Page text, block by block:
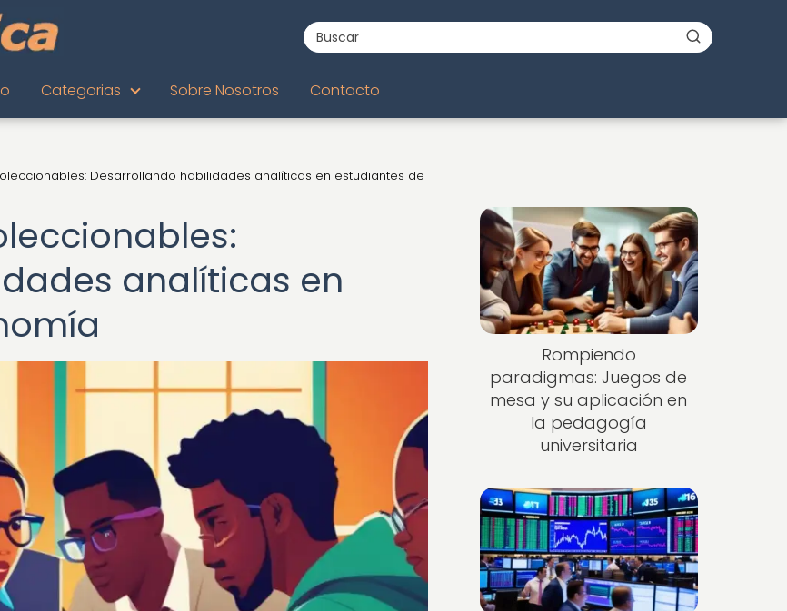
Categorias Sobre Nosotros Contacto
Desarrollando habilidades analíticas en estudiantes de
analíticas en
Rompiendo
paradigmas: Juegos de
mesa y su aplicación en
la pedagogía
universitaria